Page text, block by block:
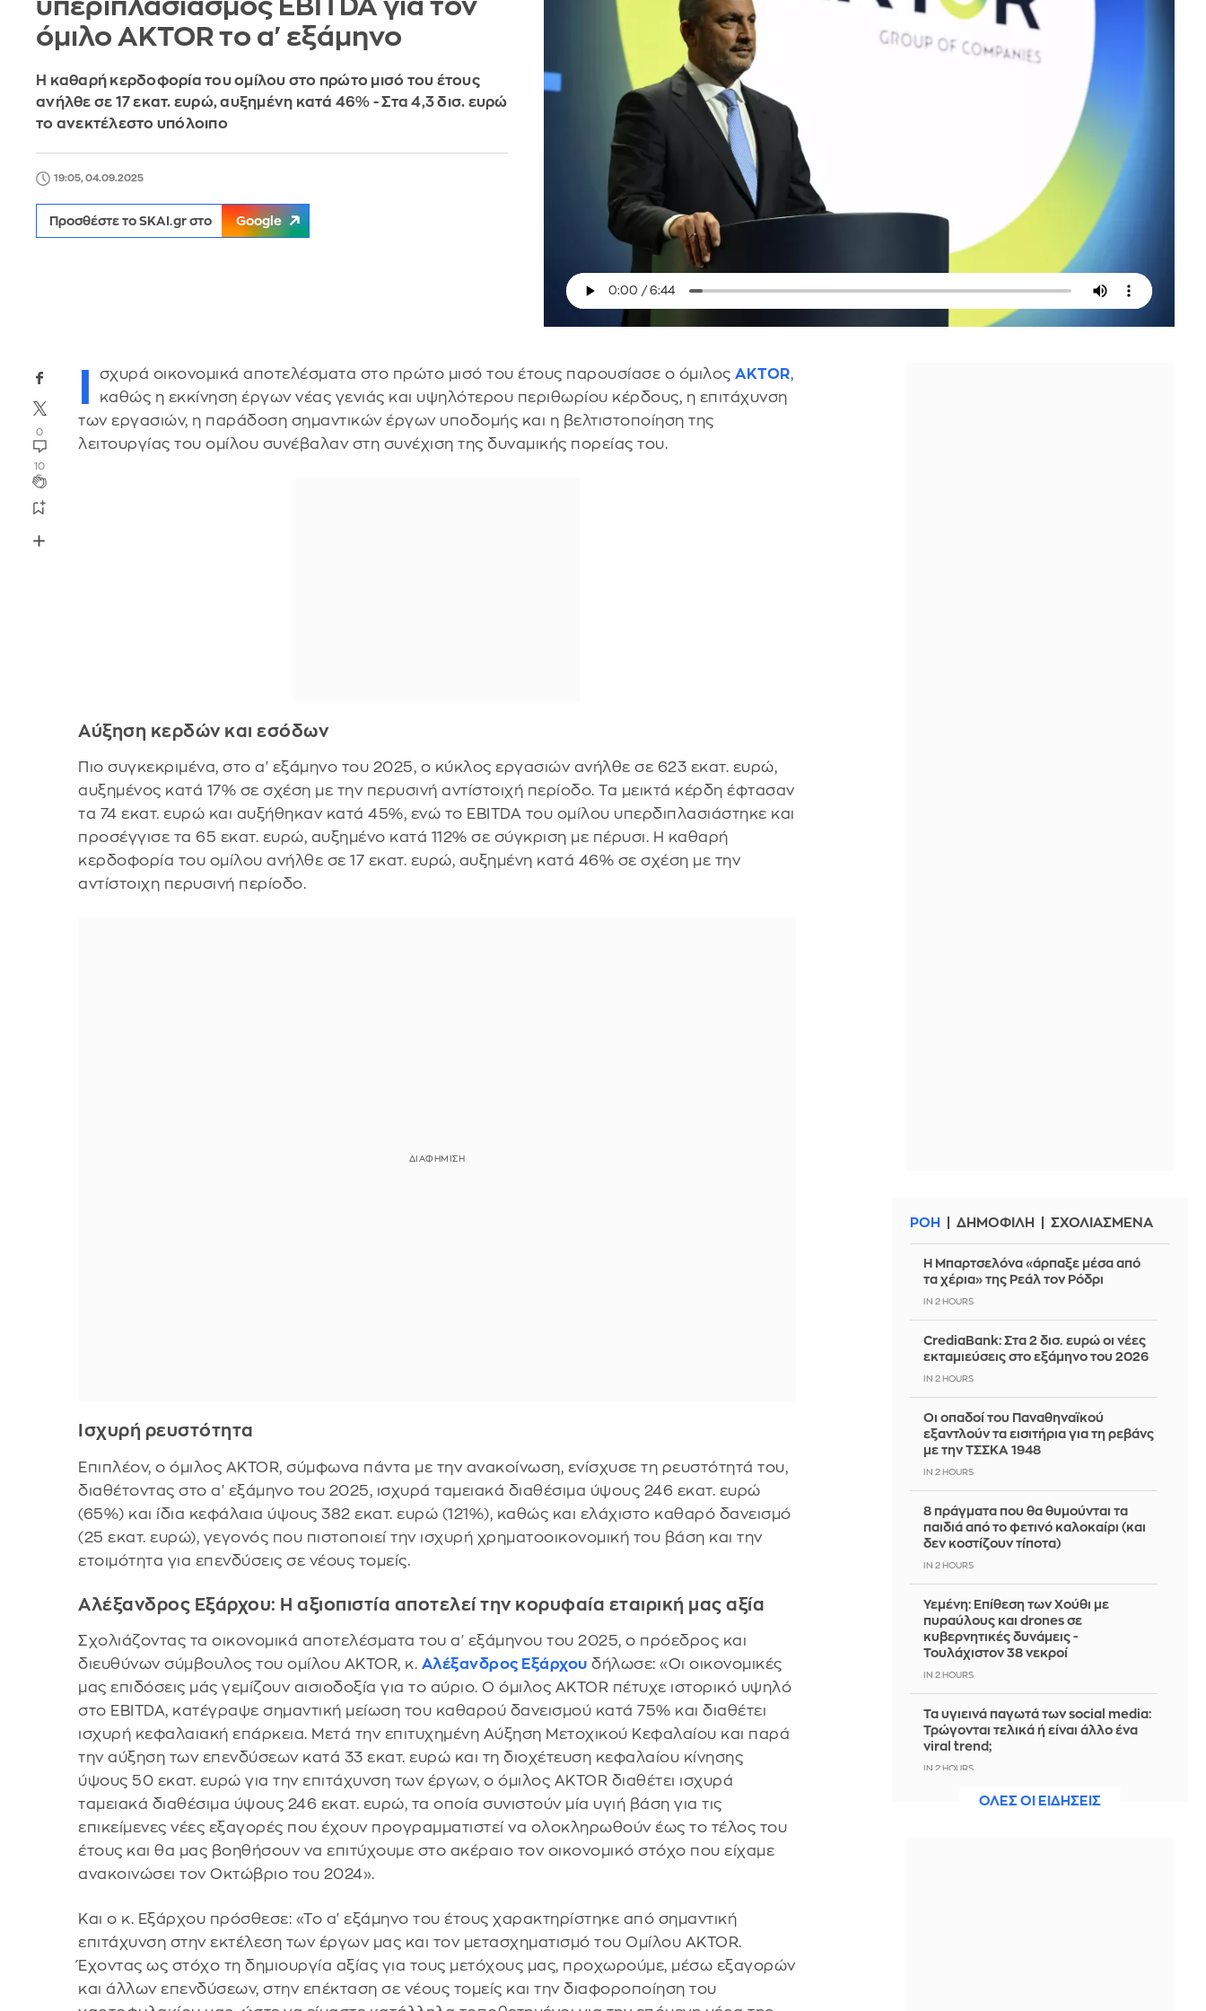
υπεριπλασιασμός EBITDA για τον
όμιλο AKTOR το α' εξάμηνο
Η καθαρή κερδοφορία του ομίλου στο πρώτο μισό του έτους
ανήλθε σε 17 εκατ. ευρώ, αυξημένη κατά 46% - Στα 4,3 δισ. ευρώ
το ανεκτέλεστο υπόλοιπο
19:05, 04.09.2025
Προσθέστε το SKAI.gr στο Google
0
10
σχυρά οικονομικά αποτελέσματα στο πρώτο μισό του έτους παρουσίασε ο όμιλοςAKTOR,
καθώς η εκκίνηση έργων νέας γενιάς και υψηλότερου περιθωρίου κέρδους, η επιτάχυνση
των εργασιών, η παράδοση σημαντικών έργων υποδομής και η βελτιστοποίηση της
λειτουργίας του ομίλου συνέβαλαν στη συνέχιση της δυναμικής πορείας του.
Αύξηση κερδών και εσόδων
Πιο συγκεκριμένα, στο α' εξάμηνο του 2025, ο κύκλος εργασιών ανήλθε σε 623 εκατ. ευρώ,
αυξημένος κατά 17% σε σχέση με την περυσινή αντίστοιχή περίοδο. Τα μεικτά κέρδη έφτασαν
τα 74 εκατ. ευρώ και αυξήθηκαν κατά 45%, ενώ το EBITDA του ομίλου υπερδιπλασιάστηκε και
προσέγγισε τα 65 εκατ. ευρώ, αυξημένο κατά 112% σε σύγκριση με πέρυσι. Η καθαρή
κερδοφορία του ομίλου ανήλθε σε 17 εκατ. ευρώ, αυξημένη κατά 46% σε σχέση με την
αντίστοιχη περυσινή περίοδο.
Ισχυρή ρευστότητα
Επιπλέον, ο όμιλος AKTOR, σύμφωνα πάντα με την ανακοίνωση, ενίσχυσε τη ρευστότητά του,
διαθέτοντας στο α' εξάμηνο του 2025, ισχυρά ταμειακά διαθέσιμα ύψους 246 εκατ. ευρώ
(65%) και ίδια κεφάλαια ύψους 382 εκατ. ευρώ (121%), καθώς και ελάχιστο καθαρό δανεισμό
(25 εκατ. ευρώ), γεγονός που πιστοποιεί την ισχυρή χρηματοοικονομική του βάση και την
ετοιμότητα για επενδύσεις σε νέους τομείς.
Αλέξανδρος Εξάρχου: Η αξιοπιστία αποτελεί την κορυφαία εταιρική μας αξία
Σχολιάζοντας τα οικονομικά αποτελέσματα του α' εξάμηνου του 2025, ο πρόεδρος και
διευθύνων σύμβουλος του ομίλου AKTOR, κ. Αλέξανδρος Εξάρχου δήλωσε: «Οι οικονομικές
μας επιδόσεις μάς γεμίζουν αισιοδοξία για το αύριο. Ο όμιλος AKTOR πέτυχε ιστορικό υψηλό
στο EBITDA, κατέγραψε σημαντική μείωση του καθαρού δανεισμού κατά 75% και διαθέτει
ισχυρή κεφαλαιακή επάρκεια. Μετά την επιτυχημένη Αύξηση Μετοχικού Κεφαλαίου και παρά
την αύξηση των επενδύσεων κατά 33 εκατ. ευρώ και τη διοχέτευση κεφαλαίου κίνησης
ύψους 50 εκατ. ευρώ για την επιτάχυνση των έργων, ο όμιλος AKTOR διαθέτει ισχυρά
ταμειακά διαθέσιμα ύψους 246 εκατ. ευρώ, τα οποία συνιστούν μία υγιή βάση για τις
επικείμενες νέες εξαγορές που έχουν προγραμματιστεί να ολοκληρωθούν έως το τέλος του
έτους και θα μας βοηθήσουν να επιτύχουμε στο ακέραιο τον οικονομικό στόχο που είχαμε
ανακοινώσει τον Οκτώβριο του 2024».
Και ο κ. Εξάρχου πρόσθεσε: «Το α' εξάμηνο του έτους χαρακτηρίστηκε από σημαντική
επιτάχυνση στην εκτέλεση των έργων μας και τον μετασχηματισμό του Ομίλου AKTOR.
Έχοντας ως στόχο τη δημιουργία αξίας για τους μετόχους μας, προχωρούμε, μέσω εξαγορών
και άλλων επενδύσεων, στην επέκταση σε νέους τομείς και την διαφοροποίηση του
ΡΟΗ ΔΗΜΟΦΙΛΗ ΣΧΟΛΙΑΣΜΕΝΑ
Η Μπαρτσελόνα «άρπαξε μέσα από
τα χέρια» της Ρεάλ τον Ρόδρι
IN 2 HOURS
CrediaBank: Στα 2 δισ. ευρώ οι νέες
εκταμιεύσεις στο εξάμηνο του 2026
IN 2 HOURS
Οι οπαδοί του Παναθηναϊκού
εξαντλούν τα εισιτήρια για τη ρεβάνς
με την ΤΣΣΚΑ 1948
IN 2 HOURS
8 πράγματα που θα θυμούνται τα
παιδιά από το φετινό καλοκαίρι (και
δεν κοστίζουν τίποτα)
IN 2 HOURS
Υεμένη: Επίθεση των Χούθι με
πυραύλους και drones σε
κυβερνητικές δυνάμεις -
Τουλάχιστον 38 νεκροί
IN 2 HOURS
Τα υγιεινά παγωτά των social media:
Τρώγονται τελικά ή είναι άλλο ένα
viral trend;
IN 2 HOURS
ΕΛΑΣ: «Βιομηχανία κοροϊδίας από
ΟΛΕΣ ΟΙ ΕΙΔΗΣΕΙΣ